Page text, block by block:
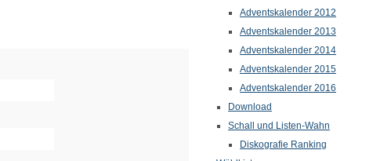
Adventskalender 2012
Adventskalender 2013
Adventskalender 2014
Adventskalender 2015
Adventskalender 2016
Download
Schall und Listen-Wahn
Diskografie Ranking